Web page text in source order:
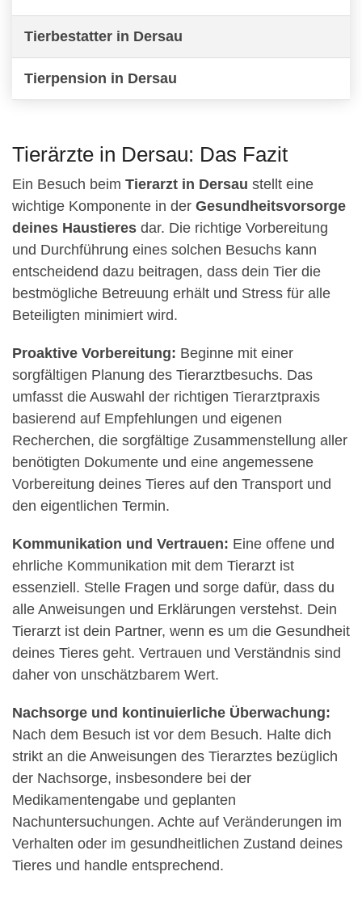
Tierbestatter in Dersau
Tierpension in Dersau
Tierärzte in Dersau: Das Fazit
Ein Besuch beim Tierarzt in Dersau stellt eine
wichtige Komponente in der Gesundheitsvorsorge
deines Haustieres dar. Die richtige Vorbereitung
und Durchführung eines solchen Besuchs kann
entscheidend dazu beitragen, dass dein Tier die
bestmögliche Betreuung erhält und Stress für alle
Beteiligten minimiert wird.
Proaktive Vorbereitung: Beginne mit einer
sorgfältigen Planung des Tierarztbesuchs. Das
umfasst die Auswahl der richtigen Tierarztpraxis
basierend auf Empfehlungen und eigenen
Recherchen, die sorgfältige Zusammenstellung aller
benötigten Dokumente und eine angemessene
Vorbereitung deines Tieres auf den Transport und
den eigentlichen Termin.
Kommunikation und Vertrauen: Eine offene und
ehrliche Kommunikation mit dem Tierarzt ist
essenziell. Stelle Fragen und sorge dafür, dass du
alle Anweisungen und Erklärungen verstehst. Dein
Tierarzt ist dein Partner, wenn es um die Gesundheit
deines Tieres geht. Vertrauen und Verständnis sind
daher von unschätzbarem Wert.
Nachsorge und kontinuierliche Überwachung:
Nach dem Besuch ist vor dem Besuch. Halte dich
strikt an die Anweisungen des Tierarztes bezüglich
der Nachsorge, insbesondere bei der
Medikamentengabe und geplanten
Nachuntersuchungen. Achte auf Veränderungen im
Verhalten oder im gesundheitlichen Zustand deines
Tieres und handle entsprechend.